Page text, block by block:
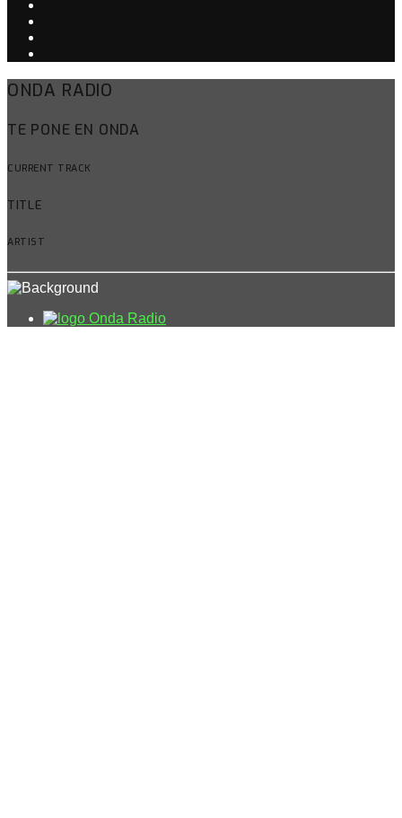
ONDA RADIO
TE PONE EN ONDA
CURRENT TRACK
TITLE
ARTIST
Onda Radio